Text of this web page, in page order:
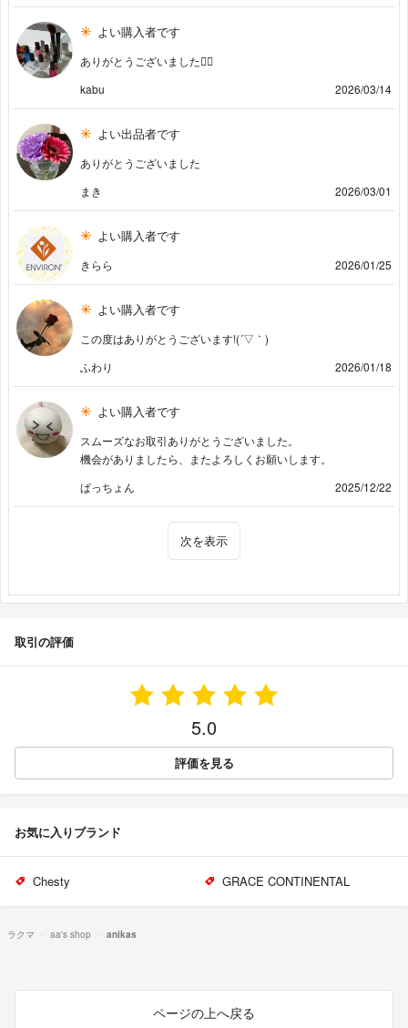
よい購入者です
ありがとうございました🙇‍♀️
kabu
2026/03/14
よい出品者です
ありがとうございました
まき
2026/03/01
よい購入者です
きらら 2026/01/25
よい購入者です
この度はありがとうございます!(´▽｀)
ふわり
2026/01/18
よい購入者です
スムーズなお取引ありがとうございました。
機会がありましたら、またよろしくお願いします。
ぱっちょん
2025/12/22
次を表示
取引の評価
5.0
評価を見る
お気に入りブランド
Chesty GRACE CONTINENTAL
ラクマ aa's shop anikas
ページの上へ戻る